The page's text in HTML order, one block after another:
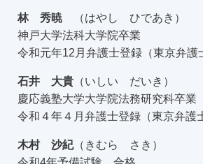
林 秀暁 （はやし ひであき）
神戸大学法科大学院卒業
令和元年12月弁護士登録（東京弁護
石井 大貴 （いしい だいき）
慶応義塾大学大学院法務研究科卒業
令和４年４月弁護士登録（東京弁護
木村 沙紀（きむら さき）